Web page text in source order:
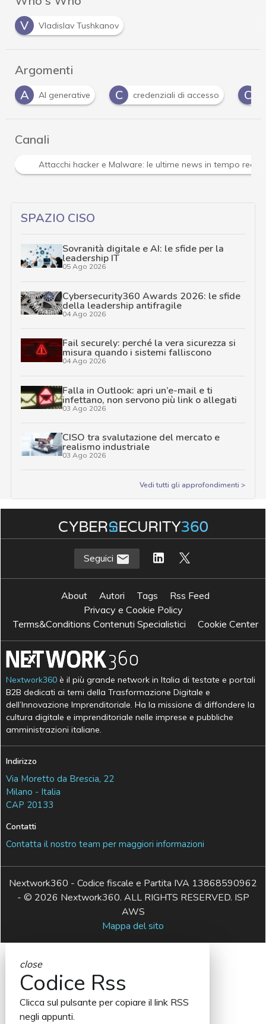
V
Vladislav Tushkanov
Argomenti
A
AI generative C credenziali di accesso C
Canali
Attacchi hacker e Malware: le ultime news in tempo
SPAZIO CISO
Sovranità digitale e AI: le sfide per la
leadership IT
05 Ago 2026
Cybersecurity360 Awards 2026: le sfide
della leadership antifragile
04 Ago 2026
Fail securely: perché la vera sicurezza si
misura quando i sistemi falliscono
04 Ago 2026
Falla in Outlook: apri un’e-mail e ti
infettano, non servono più link o allegati
03 Ago 2026
CISO tra svalutazione del mercato e
realismo industriale
03 Ago 2026
Vedi tutti gli approfondimenti >
Seguici
About Autori Tags
Rss Feed
Privacy e Cookie Policy
Terms&Conditions Contenuti Specialistici
Cookie Center
Nextwork360 è il più grande network in Italia di testate e portali
B2B dedicati ai temi della Trasformazione Digitale e
dell’Innovazione Imprenditoriale. Ha la missione di diffondere la
cultura digitale e imprenditoriale nelle imprese e pubbliche
amministrazioni italiane.
Indirizzo
Via Moretto da Brescia, 22
Milano - Italia
CAP 20133
Contatti
Contatta il nostro team per maggiori informazioni
Nextwork360 - Codice fiscale e Partita IVA 13868590962
- © 2026 Nextwork360. ALL RIGHTS RESERVED. ISP
AWS
Mappa del sito
close
Codice Rss
Clicca sul pulsante per copiare il link RSS
negli appunti.